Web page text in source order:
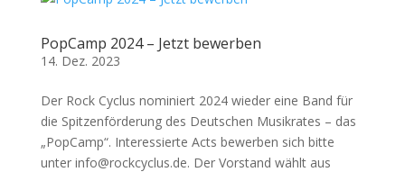
PopCamp 2024 – Jetzt bewerben
14. Dez. 2023
Der Rock Cyclus nominiert 2024 wieder eine Band für
die Spitzenförderung des Deutschen Musikrates – das
„PopCamp“. Interessierte Acts bewerben sich bitte
unter info@rockcyclus.de. Der Vorstand wählt aus